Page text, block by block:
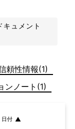
ュメント
頼性情報(1)
ンノート(1)
日付